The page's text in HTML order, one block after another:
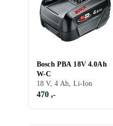
Bosch PBA 18V 4.0Ah
W-C
18 V, 4 Ah, Li-Ion
470 ,-